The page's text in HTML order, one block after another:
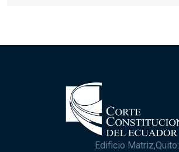
Edificio Matriz,Quito: